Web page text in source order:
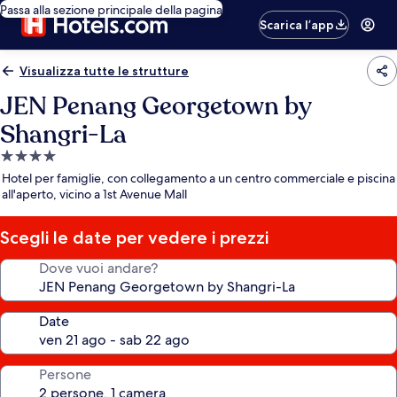
Passa alla sezione principale della pagina
Scarica l’app
Visualizza tutte le strutture
JEN Penang Georgetown by
Shangri-La
Struttura
a
4.0
stelle
Hotel per famiglie, con collegamento a un centro commerciale e piscina
all'aperto, vicino a 1st Avenue Mall
Scegli le date per vedere i prezzi
Dove vuoi andare?
Date
Persone